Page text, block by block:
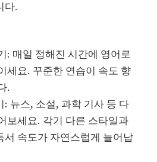
다.
: 매일 정해진 시간에 영어로
세요. 꾸준한 연습이 속도 향
.
: 뉴스, 소설, 과학 기사 등 다
보세요. 각기 다른 스타일과
서 속도가 자연스럽게 늘어납